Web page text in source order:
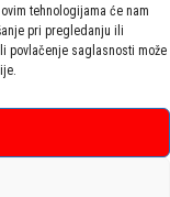
tehnologijama će nam
pri pregledanju ili
povlačenje saglasnosti može